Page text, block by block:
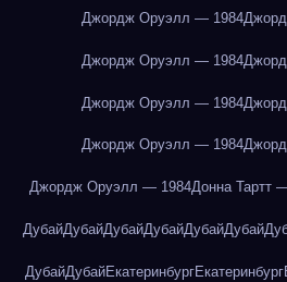
Джордж Оруэлл — 1984
Джордж Оруэлл — 1984
Джордж Оруэлл — 1984
Джордж Оруэлл — 1984
Джордж Оруэлл — 1984Донна Тартт
ДубайДубайДубайДубайДубайДубай
ДубайДубайЕкатеринбургЕкатеринбург